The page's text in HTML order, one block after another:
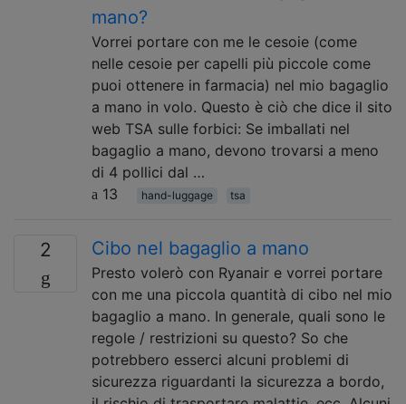
mano?
Vorrei portare con me le cesoie (come
nelle cesoie per capelli più piccole come
puoi ottenere in farmacia) nel mio bagaglio
a mano in volo. Questo è ciò che dice il sito
web TSA sulle forbici: Se imballati nel
bagaglio a mano, devono trovarsi a meno
di 4 pollici dal …
13
hand-luggage tsa
2 Cibo nel bagaglio a mano
Presto volerò con Ryanair e vorrei portare
con me una piccola quantità di cibo nel mio
bagaglio a mano. In generale, quali sono le
regole / restrizioni su questo? So che
potrebbero esserci alcuni problemi di
sicurezza riguardanti la sicurezza a bordo,